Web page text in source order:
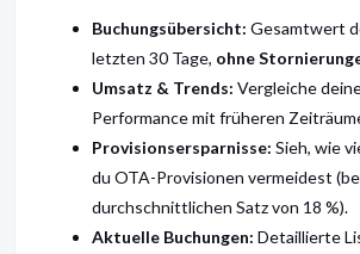
Buchungsübersicht: Gesamtwert
letzten 30 Tage, ohne
Umsatz & Trends: Vergleiche
Performance mit früheren
Provisionsersparnisse: Sieh, wie
du OTA-Provisionen vermeidest
durchschnittlichen Satz von 18 %).
Aktuelle Buchungen: Detaillierte